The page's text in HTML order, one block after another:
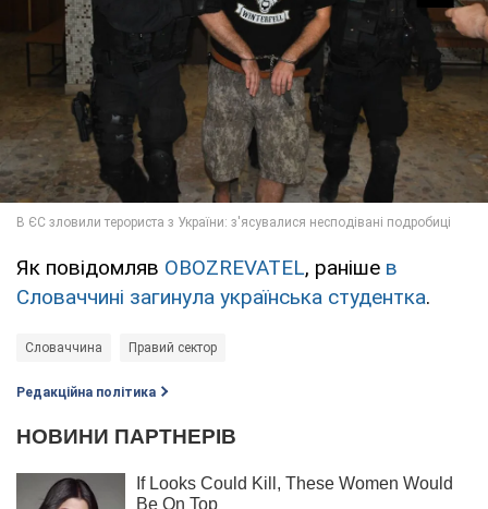
Як повідомляв OBOZREVATEL, раніше в
Словаччині загинула українська студентка.
Словаччина Правий сектор
Редакційна політика